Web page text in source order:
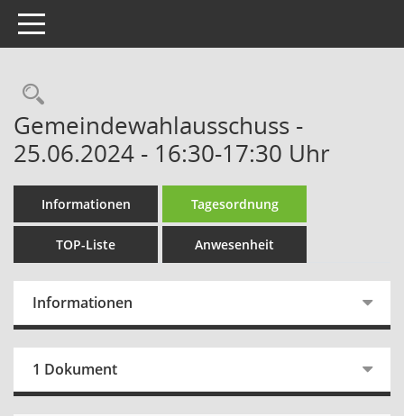
Toggle navigation
Rechercheauswahl
Gemeindewahlausschuss -
25.06.2024 - 16:30-17:30 Uhr
Informationen Tagesordnung
TOP-Liste Anwesenheit
Informationen
1 Dokument